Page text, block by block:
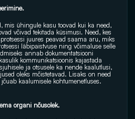
mis ühingule kasu toovad kui ka need,
võivad tekitada küsimusi. Need, kes
juures peavad saama aru, miks
läbipaistvuse ning võimaluse selle
annab dokumentatsiooni
kommunikatsioonis kajastada
ja otsusele ka nende kaalutlusi,
oleks mõistetavad. Lisaks on need
kaalumisele kohtumenetluses.
organi nõusolek.